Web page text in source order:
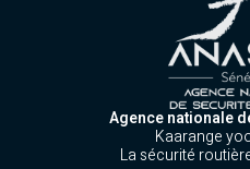
Agence nationale
Kaarange
La sécurité